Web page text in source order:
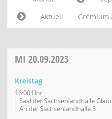
Aktuell
Gremium
MI 20.09.2023
Kreistag
16:00 Uhr
Saal der Sachsenlandhalle
An der Sachsenlandhalle 3